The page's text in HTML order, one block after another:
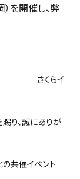
を開催し、弊
イ
り、誠にありが
共催イベント